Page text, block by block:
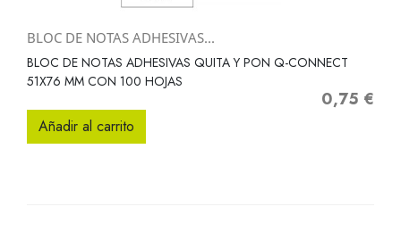
BLOC DE NOTAS ADHESIVAS...
BLOC DE NOTAS ADHESIVAS QUITA Y PON Q-CONNECT
51X76 MM CON 100 HOJAS
Precio
0,75 €
Añadir al carrito